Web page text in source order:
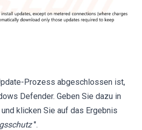
Prozess abgeschlossen ist,
Defender. Geben Sie dazu in
und klicken Sie auf das Ergebnis
".